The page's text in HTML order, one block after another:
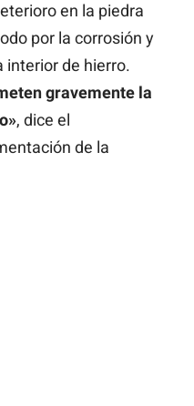
en la piedra
por la corrosión y
interior de hierro.
gravemente la
, dice el
de la